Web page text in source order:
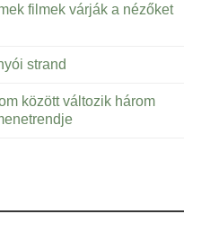
filmek várják a nézőket
strand
között változik három